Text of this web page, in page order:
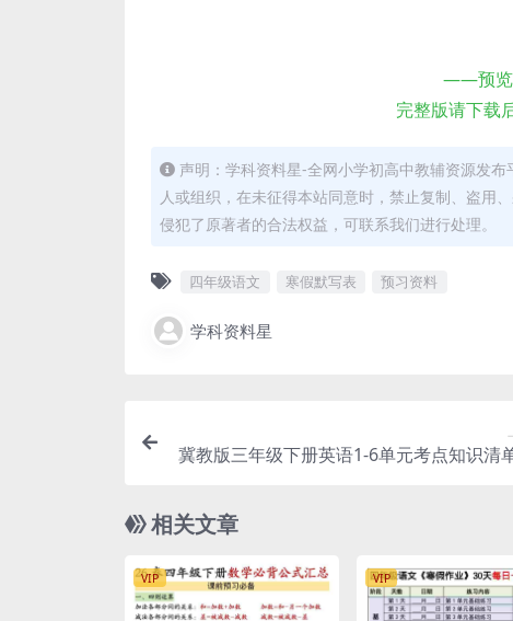
——预览
完整版请下载
声明：学科资料星-全网小学初高中教辅资源发
人或组织，在未征得本站同意时，禁止复制、盗用
侵犯了原著者的合法权益，可联系我们进行处理。
四年级语文 寒假默写表 预习资料
学科资料星
冀教版三年级下册英语1-6单元考点知识清
相关文章
VIP VIP